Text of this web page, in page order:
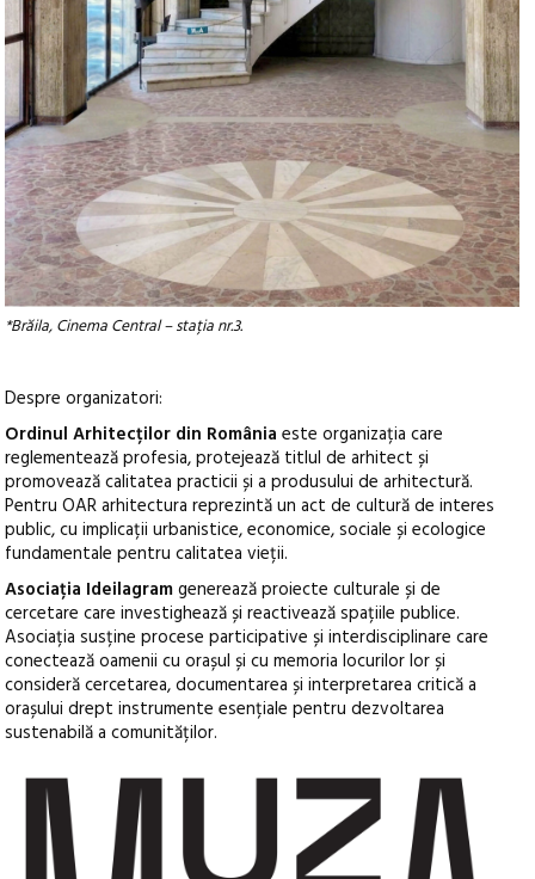
*Brăila, Cinema Central – stația nr.3.
Despre organizatori:
Ordinul Arhitecților din România este organizația care
reglementează profesia, protejează titlul de arhitect și
promovează calitatea practicii și a produsului de arhitectură.
Pentru OAR arhitectura reprezintă un act de cultură de interes
public, cu implicații urbanistice, economice, sociale și ecologice
fundamentale pentru calitatea vieții.
Asociația Ideilagramgenerează proiecte culturale și de
cercetare care investighează și reactivează spațiile publice.
Asociația susține procese participative și interdisciplinare care
conectează oamenii cu orașul și cu memoria locurilor lor și
consideră cercetarea, documentarea și interpretarea critică a
orașului drept instrumente esențiale pentru dezvoltarea
sustenabilă a comunităților.